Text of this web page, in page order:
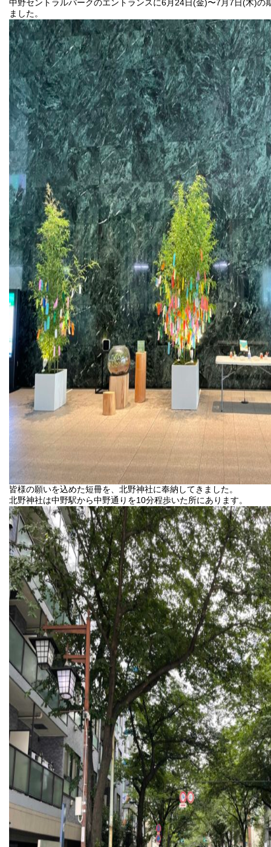
中野セントラルパークのエントランスに6月24日(金)〜7月7日(木)の
ました。
皆様の願いを込めた短冊を、北野神社に奉納してきました。
北野神社は中野駅から中野通りを10分程歩いた所にあります。